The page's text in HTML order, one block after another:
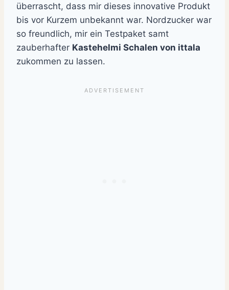
überrascht, dass mir dieses innovative Produkt
bis vor Kurzem unbekannt war. Nordzucker war
so freundlich, mir ein Testpaket samt
zauberhafter Kastehelmi Schalen von ittala
zukommen zu lassen.